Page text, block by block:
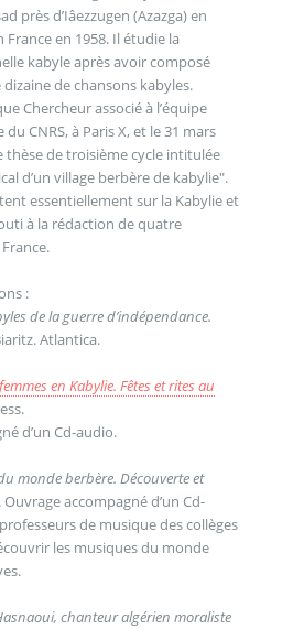
près d’Iâezzugen (Azazga) en
France en 1958. Il étudie la
kabyle après avoir composé
de chansons kabyles.
Chercheur associé à l’équipe
CNRS, à Paris X, et le 31 mars
thèse de troisième cycle intitulée
d’un village berbère de kabylie".
essentiellement sur la Kabylie et
à la rédaction de quatre
:
de la guerre d’indépendance.
Atlantica.
en Kabylie. Fêtes et rites au
d’un Cd-audio.
monde berbère. Découverte et
Ouvrage accompagné d’un Cd-
de musique des collèges
les musiques du monde
chanteur algérien moraliste